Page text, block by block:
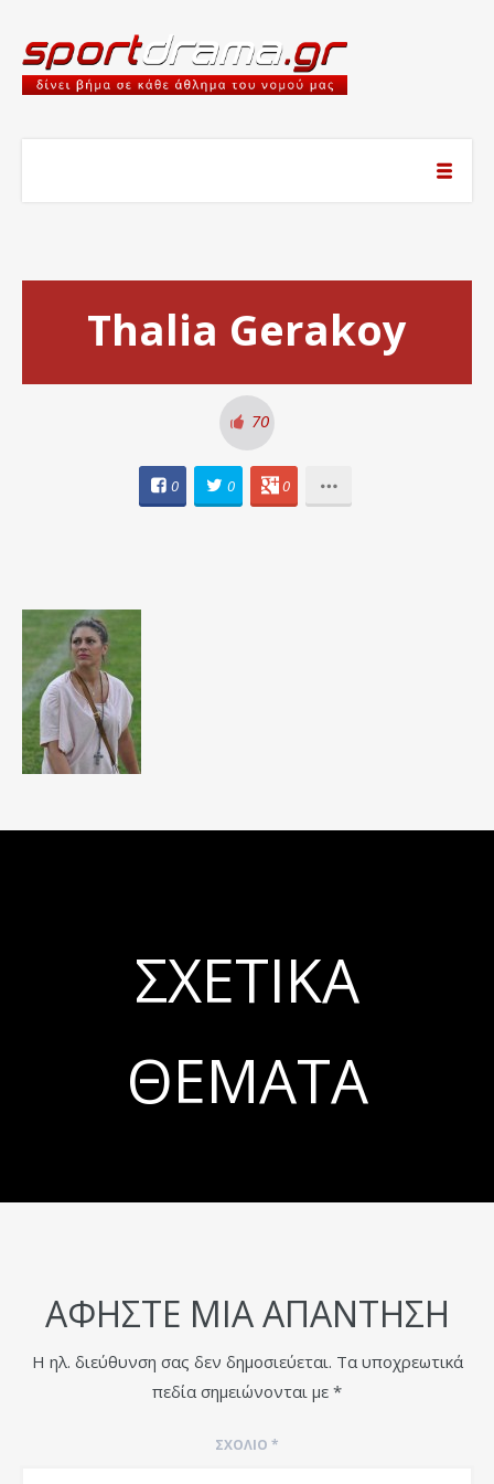
Thalia Gerakoy
70
0 0 0
ΣΧΕΤΙΚΆ
ΘΈΜΑΤΑ
ΑΦΉΣΤΕ ΜΙΑ ΑΠΆΝΤΗΣΗ
Η ηλ. διεύθυνση σας δεν δημοσιεύεται. Τα υποχρεωτικά
πεδία σημειώνονται με *
ΣΧΌΛΙΟ *